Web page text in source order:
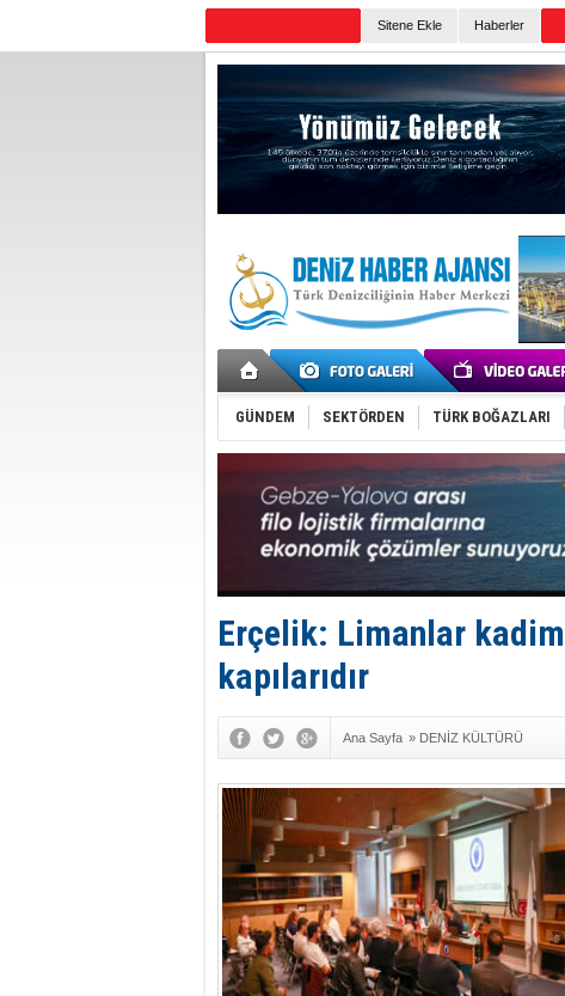
Sitene Ekle Haberler
GÜNDEM SEKTÖRDEN TÜRK BOĞAZLARI
Erçelik: Limanlar
kapılarıdır
Ana Sayfa » DENİZ KÜLTÜRÜ